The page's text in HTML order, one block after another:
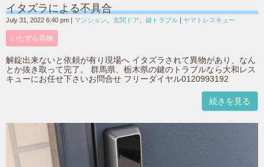
イタズラによる不具合
July 31, 2022 6:40 pm | マンション 玄関ドア 鍵トラブル | ヤマトレスキュー
いたずら異物
解錠出来ないと依頼が有り現場へ イタズラされて異物があり、なん
とか抜き取って完了。 群馬県、栃木県の鍵のトラブルなら大和レス
キューにお任せ下さいお問合せ フリーダイヤル0120993192
続きを見る